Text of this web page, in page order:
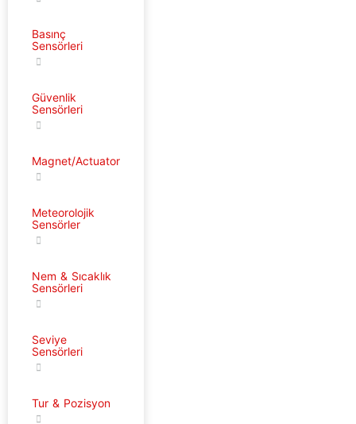
Basınç
Sensörleri
Güvenlik
Sensörleri
Magnet/Actuator
Meteorolojik
Sensörler
Nem & Sıcaklık
Sensörleri
Seviye
Sensörleri
Tur & Pozisyon